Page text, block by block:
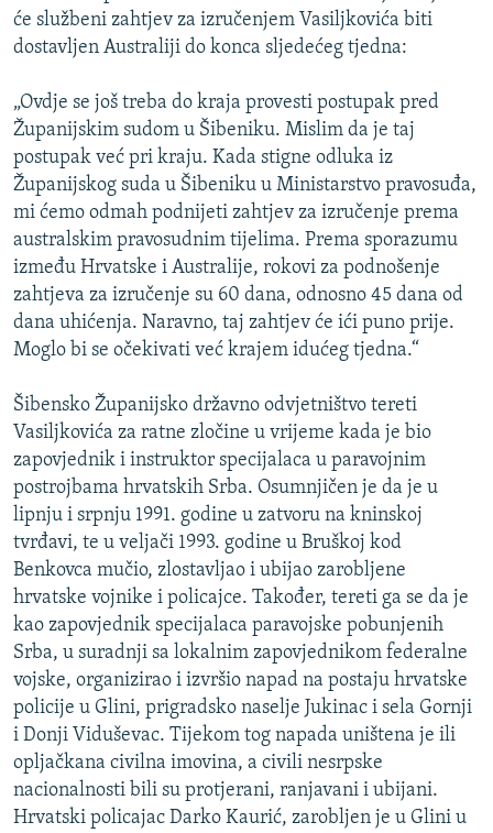
GENOCID U SREBRENICI
TV LIBERTY
POST SCRIPTUM
MOJA EVROPA
TRI DECENIJE OD RATA U BIH
SVE KARTE DEJTONA
NASTANAK I RASPAD JUGOSLAVIJE
PRATITE NAS
Sve RFE/RL stranice
će službeni zahtjev za izručenjem Vasiljkovića biti
dostavljen Australiji do konca sljedećeg tjedna:
„Ovdje se još treba do kraja provesti postupak pred
Županijskim sudom u Šibeniku. Mislim da je taj
postupak već pri kraju. Kada stigne odluka iz
Županijskog suda u Šibeniku u Ministarstvo pravosuđa,
mi ćemo odmah podnijeti zahtjev za izručenje prema
australskim pravosudnim tijelima. Prema sporazumu
između Hrvatske i Australije, rokovi za podnošenje
zahtjeva za izručenje su 60 dana, odnosno 45 dana od
dana uhićenja. Naravno, taj zahtjev će ići puno prije.
Moglo bi se očekivati već krajem idućeg tjedna.“
Šibensko Županijsko državno odvjetništvo tereti
Vasiljkovića za ratne zločine u vrijeme kada je bio
zapovjednik i instruktor specijalaca u paravojnim
postrojbama hrvatskih Srba. Osumnjičen je da je u
lipnju i srpnju 1991. godine u zatvoru na kninskoj
tvrđavi, te u veljači 1993. godine u Bruškoj kod
Benkovca mučio, zlostavljao i ubijao zarobljene
hrvatske vojnike i policajce. Također, tereti ga se da je
kao zapovjednik specijalaca paravojske pobunjenih
Srba, u suradnji sa lokalnim zapovjednikom federalne
vojske, organizirao i izvršio napad na postaju hrvatske
policije u Glini, prigradsko naselje Jukinac i sela Gornji
i Donji Viduševac. Tijekom tog napada uništena je ili
opljačkana civilna imovina, a civili nesrpske
nacionalnosti bili su protjerani, ranjavani i ubijani.
Hrvatski policajac Darko Kaurić, zarobljen je u Glini u